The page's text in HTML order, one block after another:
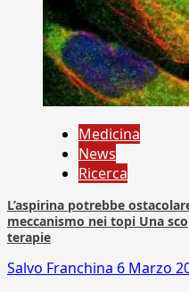
Medicina
News
Ricerca
L’aspirina potrebbe
meccanismo nei topi Una
terapie
Salvo Franchina 6 Marzo